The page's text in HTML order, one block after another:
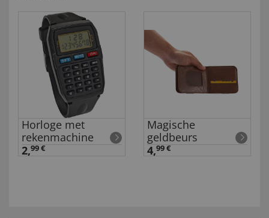
Horloge met
rekenmachine
2,99 €
Magische
geldbeurs
4,99 €